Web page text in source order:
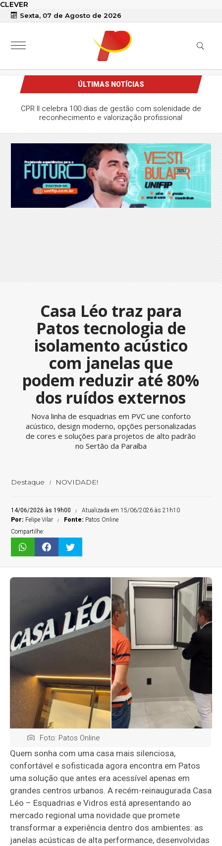
CLEVER
Sexta, 07 de Agosto de 2026
ÚLTIMAS NOTÍCIAS
CPR II celebra 100 dias de gestão com solenidade de
reconhecimento e valorização profissional
Casa Léo traz para
Patos tecnologia de
isolamento acústico
com janelas que
podem reduzir até 80%
dos ruídos externos
Nova linha de esquadrias em PVC une conforto
acústico, design moderno, opções personalizadas
de cores e soluções para projetos de alto padrão
no Sertão da Paraíba
Destaque NOVIDADE!
14/06/2026 às 19h00
Atualizada em 15/06/2026 às 21h10
Por: Felipe Vilar Fonte: Patos Online
Compartilhe:
Foto: Patos Online
Quem sonha com uma casa mais silenciosa,
confortável e sofisticada agora encontra em Patos
uma solução que antes era acessível apenas em
grandes centros urbanos. A recém-reinaugurada Casa
Léo – Esquadrias e Vidros está apresentando ao
mercado regional uma novidade que promete
transformar a experiência dentro dos ambientes: as
janelas acústicas de alta performance, desenvolvidas